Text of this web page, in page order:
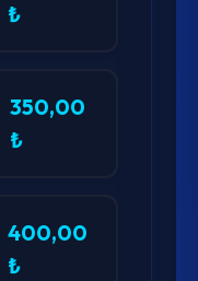
₺
350,00
₺
400,00
₺